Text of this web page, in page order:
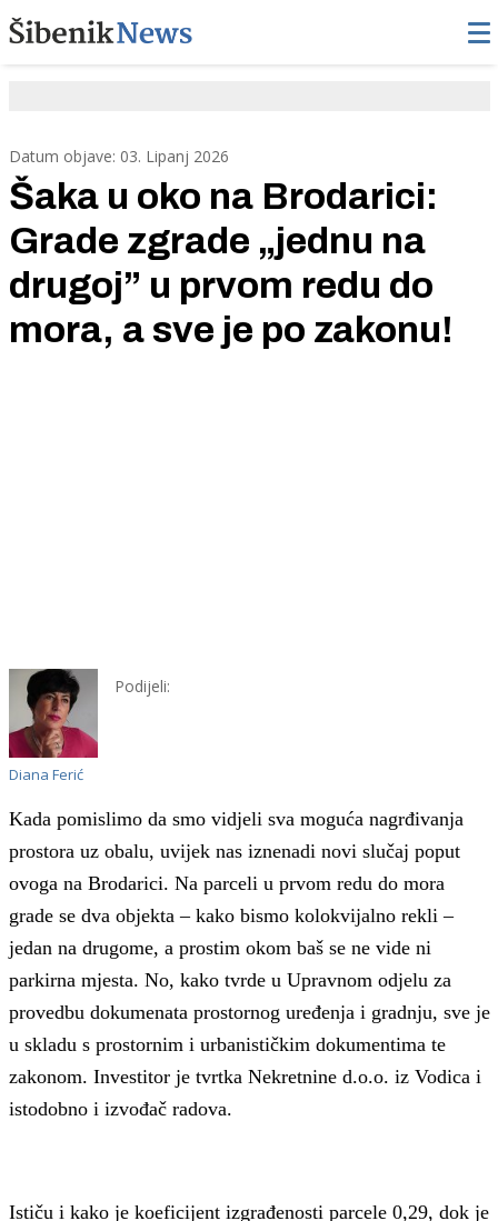
Datum objave: 03. Lipanj 2026
Šaka u oko na Brodarici:
Grade zgrade „jednu na
drugoj” u prvom redu do
mora, a sve je po zakonu!
Diana Ferić
Podijeli:
Kada pomislimo da smo vidjeli sva moguća nagrđivanja
prostora uz obalu, uvijek nas iznenadi novi slučaj poput
ovoga na Brodarici. Na parceli u prvom redu do mora
grade se dva objekta – kako bismo kolokvijalno rekli –
jedan na drugome, a prostim okom baš se ne vide ni
parkirna mjesta. No, kako tvrde u Upravnom odjelu za
provedbu dokumenata prostornog uređenja i gradnju, sve je
u skladu s prostornim i urbanističkim dokumentima te
zakonom. Investitor je tvrtka Nekretnine d.o.o. iz Vodica i
istodobno i izvođač radova.
Ističu i kako je koeficijent izgrađenosti parcele 0,29, dok je